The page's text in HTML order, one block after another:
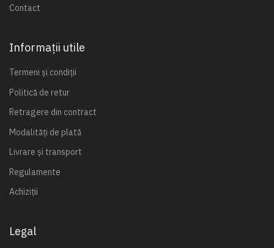
Contact
Informații utile
Termeni și condiții
Politică de retur
Retragere din contract
Modalități de plată
Livrare și transport
Regulamente
Achiziții
Legal